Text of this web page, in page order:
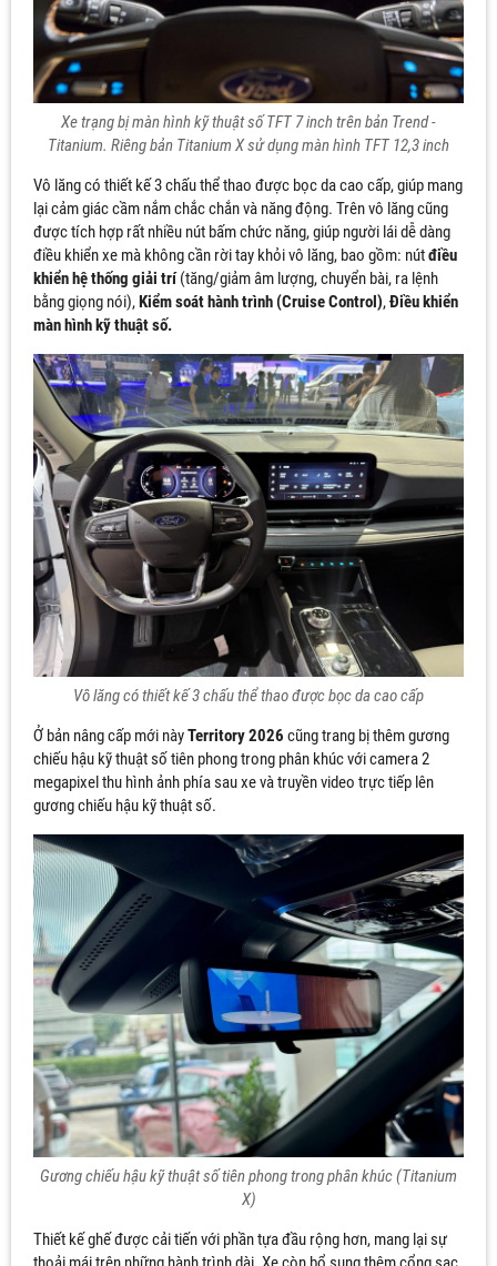
Xe trạng bị màn hình kỹ thuật số TFT 7 inch trên bản Trend -
Titanium. Riêng bản Titanium X sử dụng màn hình TFT 12,3 inch
Vô lăng có thiết kế 3 chấu thể thao được bọc da cao cấp, giúp mang
lại cảm giác cầm nắm chắc chắn và năng động. Trên vô lăng cũng
được tích hợp rất nhiều nút bấm chức năng, giúp người lái dễ dàng
điều khiển xe mà không cần rời tay khỏi vô lăng, bao gồm: nútđiều
khiển hệ thống giải trí(tăng/giảm âm lượng, chuyển bài, ra lệnh
bằng giọng nói), Kiểm soát hành trình (Cruise Control),Điều khiển
màn hình kỹ thuật số.
Vô lăng có thiết kế 3 chấu thể thao được bọc da cao cấp
Ở bản nâng cấp mới nàyTerritory 2026 cũng trang bị thêm gương
chiếu hậu kỹ thuật số tiên phong trong phân khúc​ với camera 2
megapixel thu hình ảnh phía sau xe và truyền video trực tiếp lên
gương chiếu hậu kỹ thuật số.
Gương chiếu hậu kỹ thuật số tiên phong trong phân khúc (Titanium
X)
Thiết kế ghế được cải tiến với phần tựa đầu rộng hơn, mang lại sự